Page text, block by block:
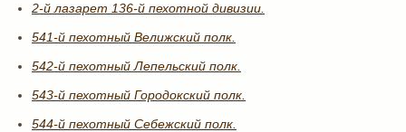
2-й лазарет 136-й пехотной дивизии.
541-й пехотный Велижский полк.
542-й пехотный Лепельский полк.
543-й пехотный Городокский полк.
544-й пехотный Себежский полк.